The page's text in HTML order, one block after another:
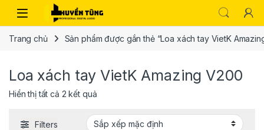
Trang chủ Sản phẩm được gắn thẻ “Loa xách tay VietK
Loa xách tay VietK Amazing V200
Hiển thị tất cả 2 kết quả
Filters